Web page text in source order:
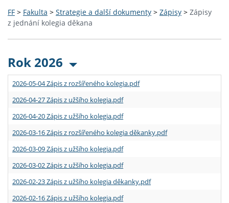
FF > Fakulta > Strategie a další dokumenty > Zápisy > Zápisy
z jednání kolegia děkana
Rok 2026
2026-05-04 Zápis z rozšířeného kolegia.pdf
2026-04-27 Zápis z užšího kolegia.pdf
2026-04-20 Zápis z užšího kolegia.pdf
2026-03-16 Zápis z rozšířeného kolegia děkanky.pdf
2026-03-09 Zápis z užšího kolegia.pdf
2026-03-02 Zápis z užšího kolegia.pdf
2026-02-23 Zápis z užšího kolegia děkanky.pdf
2026-02-16 Zápis z užšího kolegia.pdf